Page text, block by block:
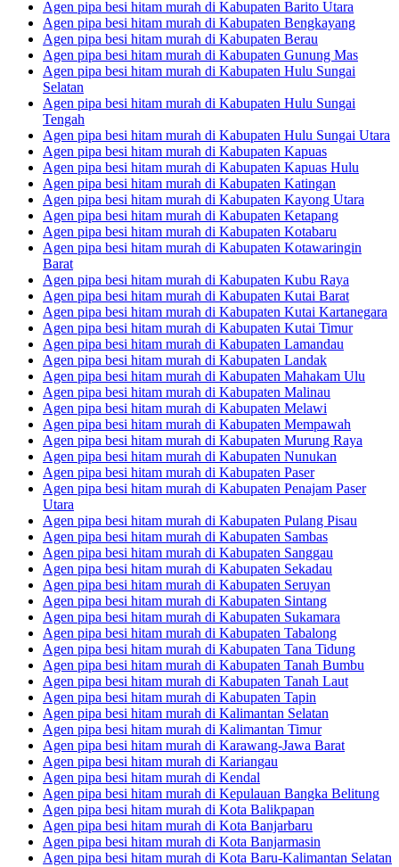
Agen pipa besi hitam murah di Kabupaten Barito Utara
Agen pipa besi hitam murah di Kabupaten Bengkayang
Agen pipa besi hitam murah di Kabupaten Berau
Agen pipa besi hitam murah di Kabupaten Gunung Mas
Agen pipa besi hitam murah di Kabupaten Hulu Sungai
Selatan
Agen pipa besi hitam murah di Kabupaten Hulu Sungai
Tengah
Agen pipa besi hitam murah di Kabupaten Hulu Sungai Utara
Agen pipa besi hitam murah di Kabupaten Kapuas
Agen pipa besi hitam murah di Kabupaten Kapuas Hulu
Agen pipa besi hitam murah di Kabupaten Katingan
Agen pipa besi hitam murah di Kabupaten Kayong Utara
Agen pipa besi hitam murah di Kabupaten Ketapang
Agen pipa besi hitam murah di Kabupaten Kotabaru
Agen pipa besi hitam murah di Kabupaten Kotawaringin
Barat
Agen pipa besi hitam murah di Kabupaten Kubu Raya
Agen pipa besi hitam murah di Kabupaten Kutai Barat
Agen pipa besi hitam murah di Kabupaten Kutai Kartanegara
Agen pipa besi hitam murah di Kabupaten Kutai Timur
Agen pipa besi hitam murah di Kabupaten Lamandau
Agen pipa besi hitam murah di Kabupaten Landak
Agen pipa besi hitam murah di Kabupaten Mahakam Ulu
Agen pipa besi hitam murah di Kabupaten Malinau
Agen pipa besi hitam murah di Kabupaten Melawi
Agen pipa besi hitam murah di Kabupaten Mempawah
Agen pipa besi hitam murah di Kabupaten Murung Raya
Agen pipa besi hitam murah di Kabupaten Nunukan
Agen pipa besi hitam murah di Kabupaten Paser
Agen pipa besi hitam murah di Kabupaten Penajam Paser
Utara
Agen pipa besi hitam murah di Kabupaten Pulang Pisau
Agen pipa besi hitam murah di Kabupaten Sambas
Agen pipa besi hitam murah di Kabupaten Sanggau
Agen pipa besi hitam murah di Kabupaten Sekadau
Agen pipa besi hitam murah di Kabupaten Seruyan
Agen pipa besi hitam murah di Kabupaten Sintang
Agen pipa besi hitam murah di Kabupaten Sukamara
Agen pipa besi hitam murah di Kabupaten Tabalong
Agen pipa besi hitam murah di Kabupaten Tana Tidung
Agen pipa besi hitam murah di Kabupaten Tanah Bumbu
Agen pipa besi hitam murah di Kabupaten Tanah Laut
Agen pipa besi hitam murah di Kabupaten Tapin
Agen pipa besi hitam murah di Kalimantan Selatan
Agen pipa besi hitam murah di Kalimantan Timur
Agen pipa besi hitam murah di Karawang-Jawa Barat
Agen pipa besi hitam murah di Kariangau
Agen pipa besi hitam murah di Kendal
Agen pipa besi hitam murah di Kepulauan Bangka Belitung
Agen pipa besi hitam murah di Kota Balikpapan
Agen pipa besi hitam murah di Kota Banjarbaru
Agen pipa besi hitam murah di Kota Banjarmasin
Agen pipa besi hitam murah di Kota Baru-Kalimantan Selatan